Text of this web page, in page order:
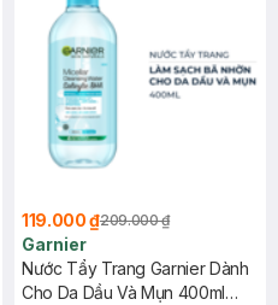
119.000 ₫209.000 ₫
Garnier
Nước Tẩy Trang Garnier Dành
Cho Da Dầu Và Mụn 400ml